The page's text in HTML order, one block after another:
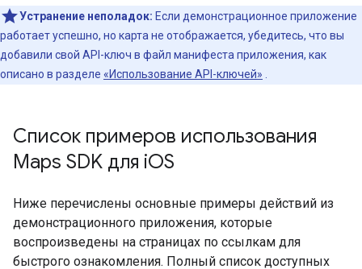
Устранение неполадок: Если демонстрационное приложение
работает успешно, но карта не отображается, убедитесь, что вы
добавили свой API-ключ в файл манифеста приложения, как
описано в разделе «Использование API-ключей»
Список примеров использования
Maps SDK для iOS
Ниже перечислены основные примеры действий из
демонстрационного приложения, которые
воспроизведены на страницах по ссылкам для
быстрого ознакомления. Полный список доступных